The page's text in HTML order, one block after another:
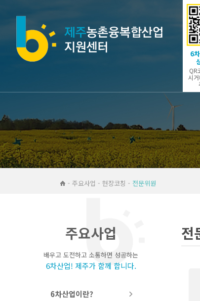
6
QR
시
- 주요사업 - 현장코칭 - 전문위원
주요사업
배우고 도전하고 소통하면 성공하는
6차산업! 제주가 함께 합니다.
6차산업이란?
전